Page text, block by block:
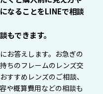
なることをLINEで相談
もできます。
お答えします。お急ぎの
ちのフレームのレンズ交
すすめレンズのご相談、
や概算費用などの相談も